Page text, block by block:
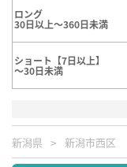
ロング
30日以上～360日未満
ショート【7日以上】
～30日未満
新潟県 新潟市西区